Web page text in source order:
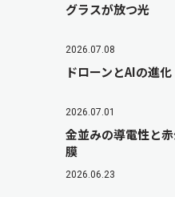
グラスが放つ光
2026.07.08
ドローンとAIの進
2026.07.01
金並みの導電性と
膜
2026.06.23